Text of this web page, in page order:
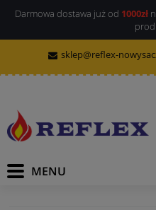
Darmowa dostawa już od 1000zł
sklep@reflex-